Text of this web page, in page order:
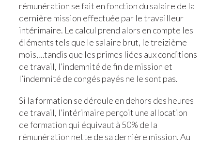
rémunération se fait en fonction du salaire de la
dernière mission effectuée par le travailleur
intérimaire. Le calcul prend alors en compte les
éléments tels que le salaire brut, le treizième
mois,…tandis que les primes liées aux conditions
de travail, l’indemnité de fin de mission et
l’indemnité de congés payés ne le sont pas.
Si la formation se déroule en dehors des heures
de travail, l’intérimaire perçoit une allocation
de formation qui équivaut à 50% de la
rémunération nette de sa dernière mission. Au